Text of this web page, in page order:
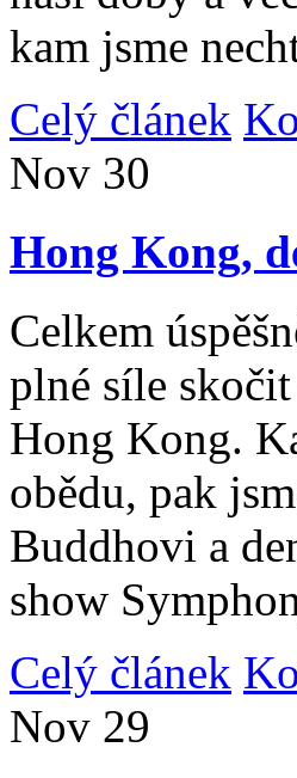
kam jsme
Celý článek
Nov 30
Hong Kong,
Celkem
plné síle
Hong Kong.
obědu, pak
Buddhovi a
show
Celý článek
Nov 29